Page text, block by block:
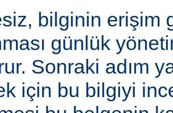
bilginin erişim
günlük
Sonraki adım
için bu bilgiyi